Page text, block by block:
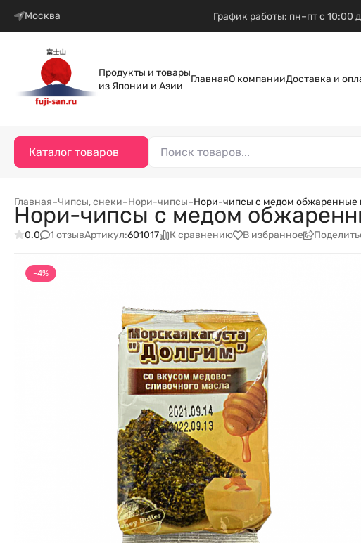
Москва График работы: пн–пт с 10:00
Продукты и товары
из Японии и Азии
ГлавнаяО компанииДоставка и
Каталог товаров
Главная–Чипсы, снеки–Нори-чипсы–Нори-чипсы с медом обжаренные
Нори-чипсы с медом
0.0 1 отзывАртикул:601017 К сравнению В избранное
-4%